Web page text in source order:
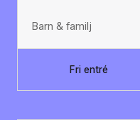
Barn & familj
Fri entré